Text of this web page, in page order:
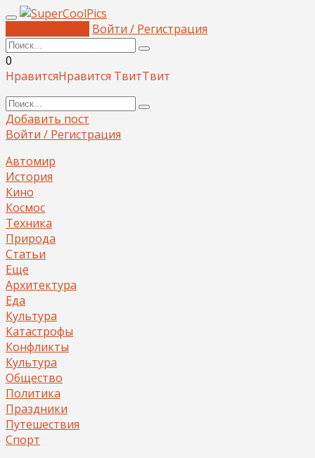
Войти / Регистрация
0
НравитсяНравится ТвитТвит
Добавить пост
Войти / Регистрация
Автомир
История
Кино
Космос
Техника
Природа
Статьи
Еще
Архитектура
Еда
Культура
Катастрофы
Конфликты
Культура
Общество
Политика
Праздники
Путешествия
Спорт